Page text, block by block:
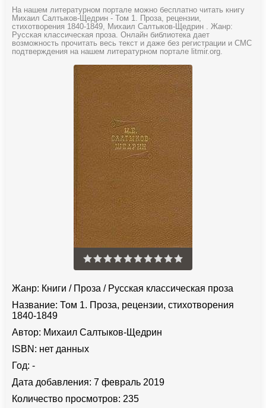
На нашем литературном портале можно бесплатно читать книгу
Михаил Салтыков-Щедрин - Том 1. Проза, рецензии,
стихотворения 1840-1849, Михаил Салтыков-Щедрин . Жанр:
Русская классическая проза. Онлайн библиотека дает
возможность прочитать весь текст и даже без регистрации и СМС
подтверждения на нашем литературном портале litmir.org.
Жанр: Книги / Проза / Русская классическая проза
Название: Том 1. Проза, рецензии, стихотворения
1840-1849
Автор: Михаил Салтыков-Щедрин
ISBN: нет данных
Год: -
Дата добавления: 7 февраль 2019
Количество просмотров: 235